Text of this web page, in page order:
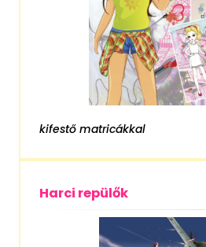
kifestő matricákkal
Harci repülők